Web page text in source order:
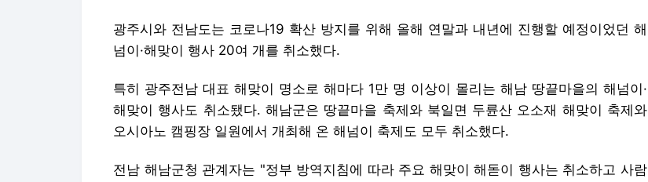
광주시와 전남도는 코로나19 확산 방지를 위해 올해 연말과 내년에 진행할 예정이었던 해
넘이·해맞이 행사 20여 개를 취소했다.
특히 광주전남 대표 해맞이 명소로 해마다 1만 명 이상이 몰리는 해남 땅끝마을의 해넘이·
해맞이 행사도 취소됐다. 해남군은 땅끝마을 축제와 북일면 두륜산 오소재 해맞이 축제와
오시아노 캠핑장 일원에서 개최해 온 해넘이 축제도 모두 취소했다.
전남 해남군청 관계자는 "정부 방역지침에 따라 주요 해맞이 해돋이 행사는 취소하고 사람